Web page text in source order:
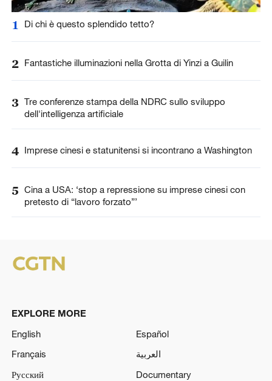
1 Di chi è questo splendido tetto?
2 Fantastiche illuminazioni nella Grotta di Yinzi a Guilin
3 Tre conferenze stampa della NDRC sullo sviluppo
dell'intelligenza artificiale
4 Imprese cinesi e statunitensi si incontrano a Washington
5 Cina a USA: ‘stop a repressione su imprese cinesi con
pretesto di “lavoro forzato”’
EXPLORE MORE
English
Español
Français
العربية
Русский
Documentary